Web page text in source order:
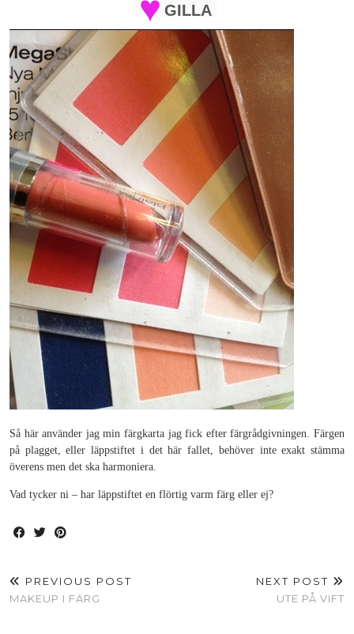
GILLA
Så här använder jag min färgkarta jag fick efter färgrådgivningen. Färgen
på plagget, eller läppstiftet i det här fallet, behöver inte exakt stämma
överens men det ska harmoniera.
Vad tycker ni – har läppstiftet en flörtig varm färg eller ej?
PREVIOUS POST
MAKEUP I FÄRG
NEXT POST
UTE PÅ VIFT